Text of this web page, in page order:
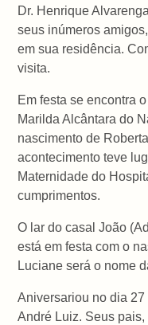
Dr. Henrique
seus inúmeros
em sua residência.
visita.
Em festa se encontra
Marilda Alcântara do
nascimento de
acontecimento teve
Maternidade do
cumprimentos.
O lar do casal João
está em festa com o
Luciane será o nome
Aniversariou no dia
André Luiz. Seus